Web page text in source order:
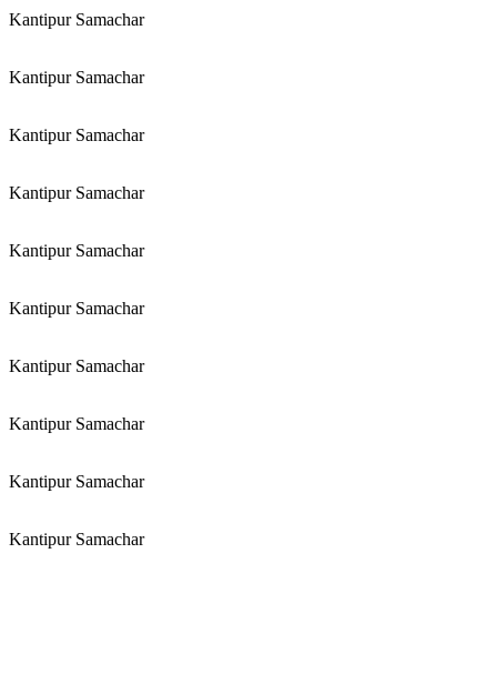
Kantipur Samachar
Kantipur Samachar
Kantipur Samachar
Kantipur Samachar
Kantipur Samachar
Kantipur Samachar
Kantipur Samachar
Kantipur Samachar
Kantipur Samachar
Kantipur Samachar